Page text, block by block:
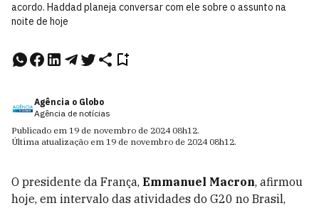
acordo. Haddad planeja conversar com ele sobre o assunto na
noite de hoje
Agência o Globo
Agência de notícias
Publicado em 19 de novembro de 2024 08h12.
Última atualização em 19 de novembro de 2024 08h12.
O presidente da França, Emmanuel Macron, afirmou
hoje, em intervalo das atividades do G20 no Brasil,